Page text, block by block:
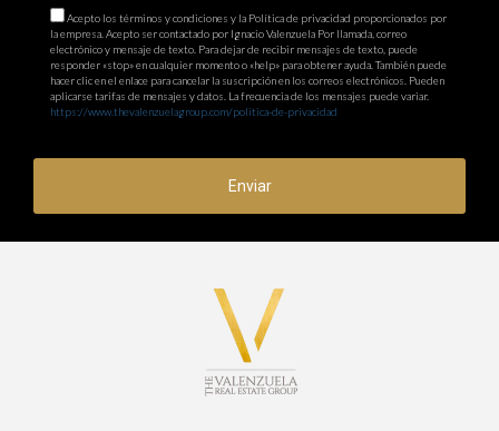
Acepto los términos y condiciones y la Política de privacidad proporcionados por
la empresa. Acepto ser contactado por Ignacio Valenzuela Por llamada, correo
electrónico y mensaje de texto. Para dejar de recibir mensajes de texto, puede
responder «stop» en cualquier momento o «help» para obtener ayuda. También puede
hacer clic en el enlace para cancelar la suscripción en los correos electrónicos. Pueden
aplicarse tarifas de mensajes y datos. La frecuencia de los mensajes puede variar.
https://www.thevalenzuelagroup.com/politica-de-privacidad
Enviar